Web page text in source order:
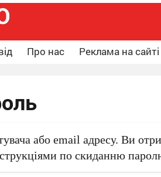
Про нас Реклама на сайті
або email адресу. Ви
по скиданню